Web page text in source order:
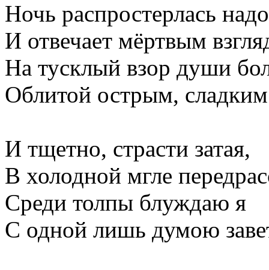
Ночь распростерлась
И отвечает мёртвым
На тусклый взор души
Облитой острым,
И тщетно, страсти затая,
В холодной мгле
Среди толпы блуждаю я
С одной лишь думою